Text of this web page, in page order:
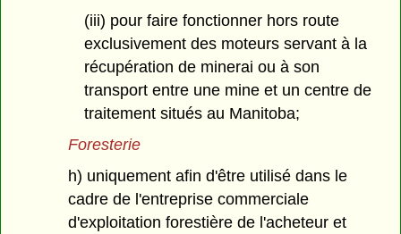
(iii) pour faire fonctionner hors route
exclusivement des moteurs servant à la
récupération de minerai ou à son
transport entre une mine et un centre de
traitement situés au Manitoba;
Foresterie
h) uniquement afin d'être utilisé dans le
cadre de l'entreprise commerciale
d'exploitation forestière de l'acheteur et